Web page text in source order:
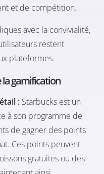
et de compétition.
avec la convivialité,
restent
plateformes.
la gamification
: Starbucks est un
à son programme de
de gagner des points
Ces points peuvent
gratuites ou des